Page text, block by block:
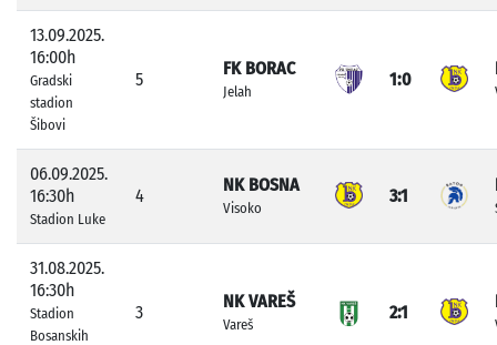
13.09.2025.
16:00h
Gradski
stadion
Šibovi
5
FK BORAC
Jelah
1:0
06.09.2025.
16:30h
Stadion Luke
4
NK BOSNA
Visoko
3:1
31.08.2025.
16:30h
Stadion
Bosanskih
3
NK VAREŠ
Vareš
2:1